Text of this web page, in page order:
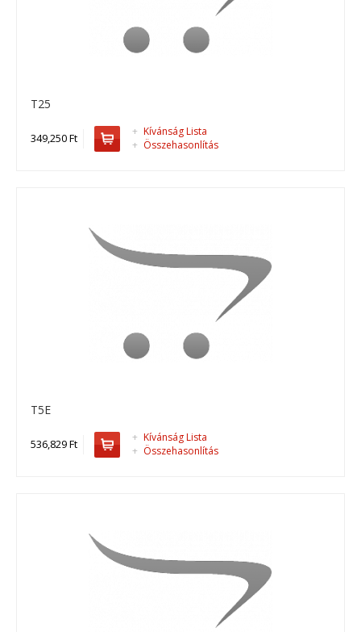
Add to compare
Add to wishlist
349,250 Ft
+ Add to compare
+Add to wishlist
T25
349,250 Ft + Kívánság Lista
+ Összehasonlítás
T5E
536,829 Ft + Kívánság Lista
+ Összehasonlítás